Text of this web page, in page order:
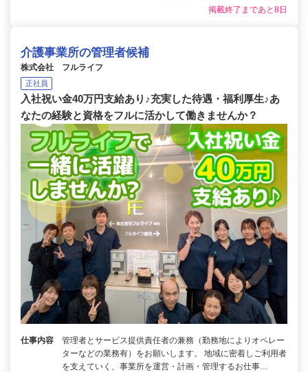
掲載終了まであと8日
介護事業所の管理者候補
株式会社 フルライフ
正社員
入社祝い金40万円支給あり♪充実した待遇・福利厚生♪あ
なたの経験と資格をフルに活かして働きませんか？
仕事内容
管理者とサービス提供責任者の兼務（勤務地によりオペレー
ターなどの業務有）をお願いします。 地域に密着しご利用者
を支えていく、事業所を運営・計画・管理するお仕事…